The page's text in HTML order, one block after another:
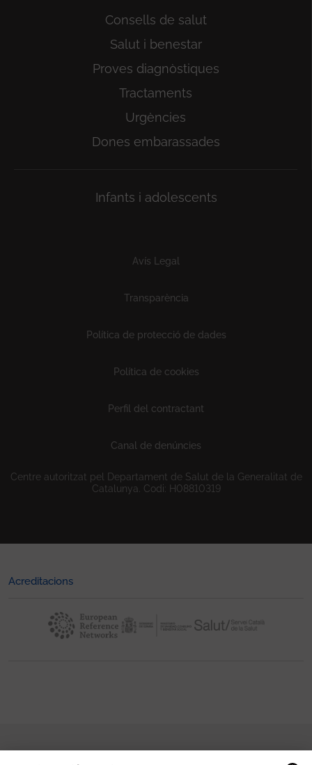
Consells de salut
Salut i benestar
Proves diagnòstiques
Tractaments
Urgències
Dones embarassades
Infants i adolescents
Avís Legal
Transparència
Política de protecció de dades
Política de cookies
Perfil del contractant
Canal de denúncies
Centre autoritzat pel Departament de Salut de la Generalitat de
Catalunya. Codi: H08810319
Acreditacions